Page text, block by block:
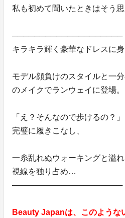
私も初めて聞いたときはそう
────────────────────
キラキラ輝く豪華なドレスに身
モデル顔負けのスタイルと一
のメイクでランウェイに登場。
「え？そんなので歩けるの？
完璧に履きこなし、
一糸乱れぬウォーキングと溢
視線を独り占め…
────────────────────
Beauty Japanは、このような